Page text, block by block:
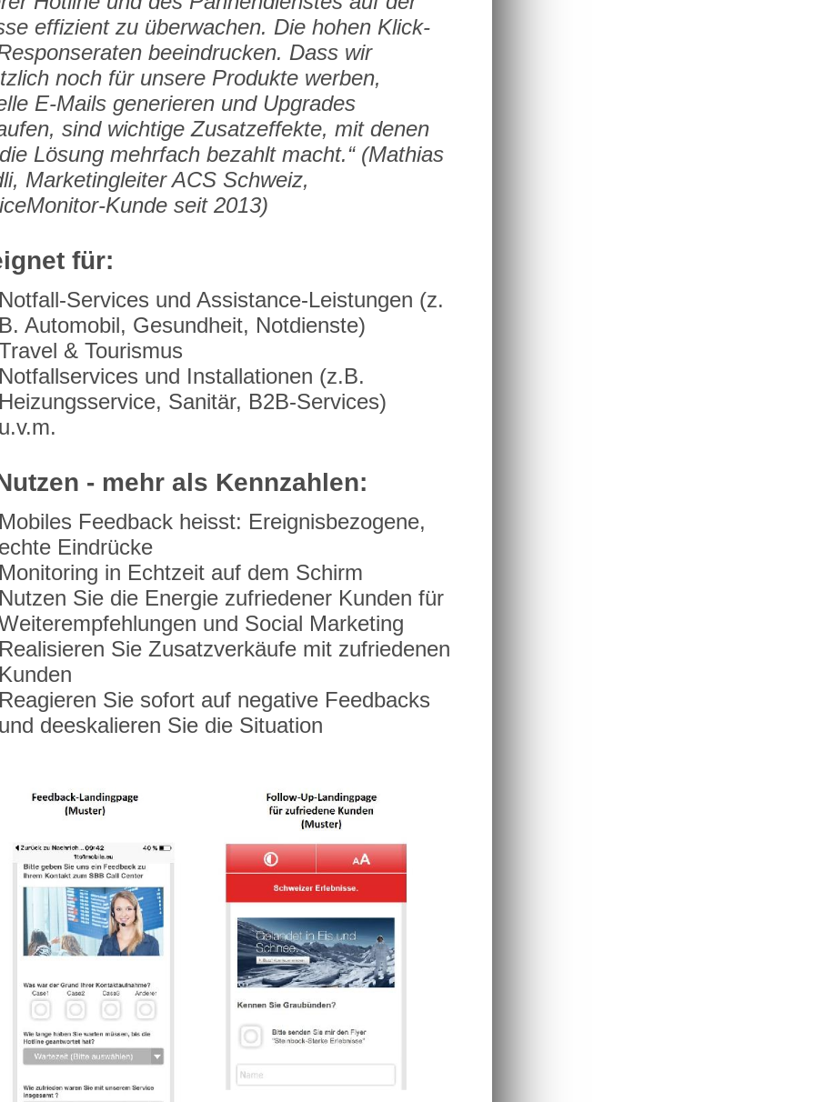
effizient zu überwachen. Die hohen Klick-
beeindrucken. Dass wir
noch für unsere Produkte werben,
E-Mails generieren und Upgrades
sind wichtige Zusatzeffekte, mit denen
Lösung mehrfach bezahlt macht.“ (Mathias
Marketingleiter ACS Schweiz,
Kunde seit 2013)
für:
Services und Assistance-Leistungen (z.
Automobil, Gesundheit, Notdienste)
& Tourismus
und Installationen (z.B.
Sanitär, B2B-Services)
- mehr als Kennzahlen:
Feedback heisst: Ereignisbezogene,
Eindrücke
in Echtzeit auf dem Schirm
Sie die Energie zufriedener Kunden für
und Social Marketing
Sie Zusatzverkäufe mit zufriedenen
Sie sofort auf negative Feedbacks
deeskalieren Sie die Situation